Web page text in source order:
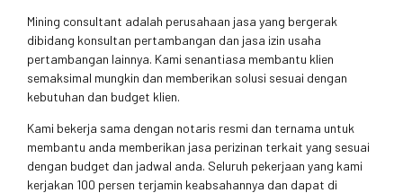
Mining consultant adalah perusahaan jasa yang bergerak
dibidang konsultan pertambangan dan jasa izin usaha
pertambangan lainnya. Kami senantiasa membantu klien
semaksimal mungkin dan memberikan solusi sesuai dengan
kebutuhan dan budget klien.
Kami bekerja sama dengan notaris resmi dan ternama untuk
membantu anda memberikan jasa perizinan terkait yang sesuai
dengan budget dan jadwal anda. Seluruh pekerjaan yang kami
kerjakan 100 persen terjamin keabsahannya dan dapat di